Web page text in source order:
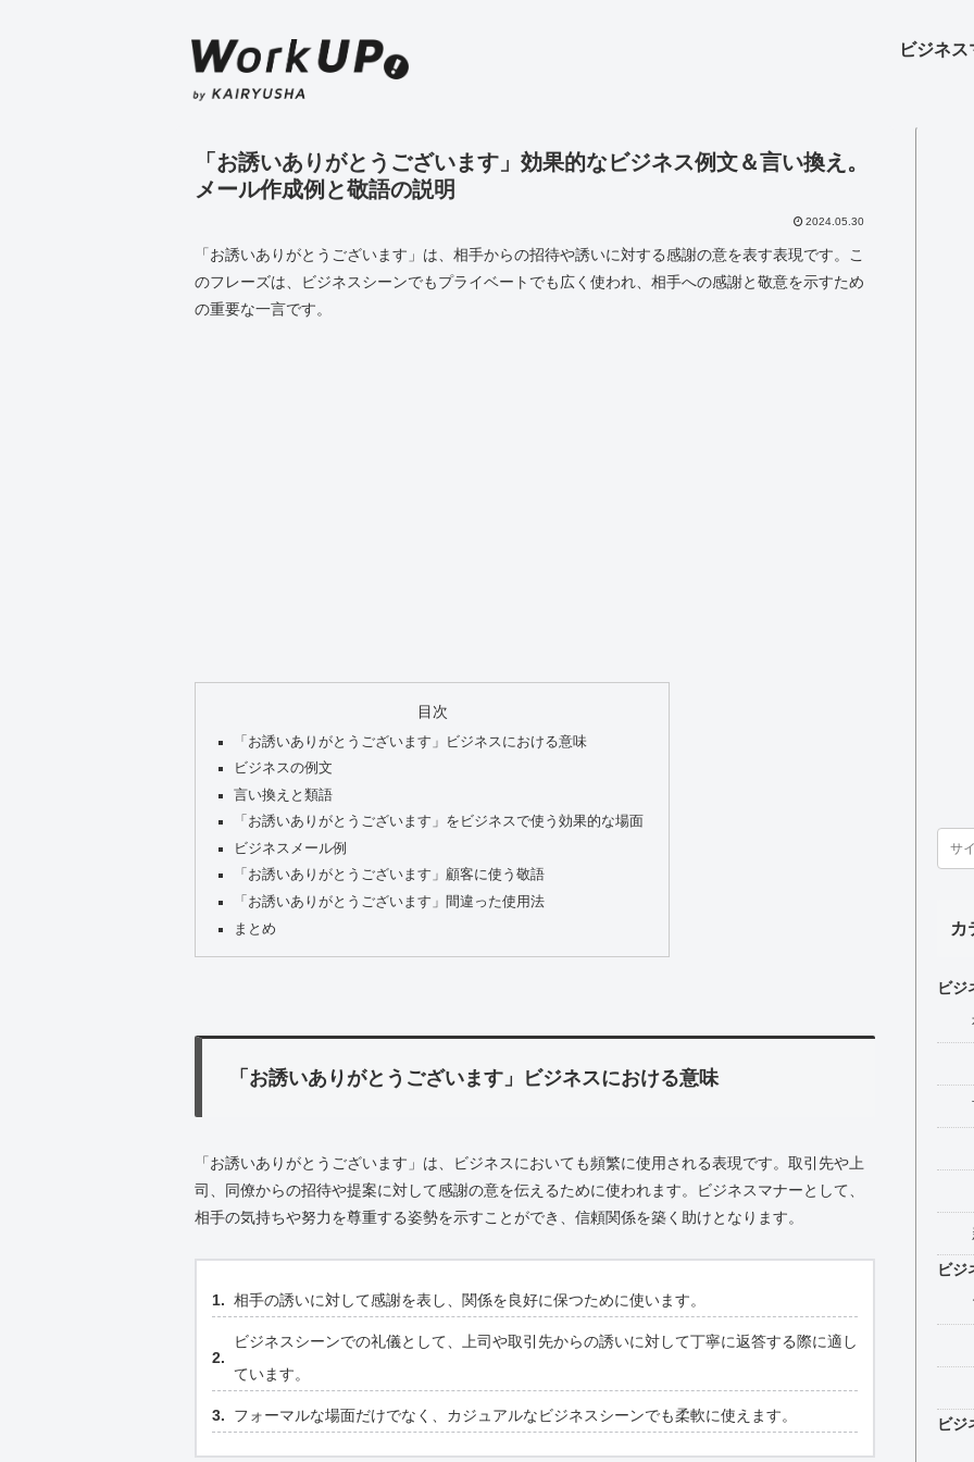
ビジネ
「お誘いありがとうございます」効果的なビジネス例文＆言い換え。
メール作成例と敬語の説明
2024.05.30
「お誘いありがとうございます」は、相手からの招待や誘いに対する感謝の意を表す表現です。こ
のフレーズは、ビジネスシーンでもプライベートでも広く使われ、相手への感謝と敬意を示すため
の重要な一言です。
目次
「お誘いありがとうございます」ビジネスにおける意味
ビジネスの例文
言い換えと類語
「お誘いありがとうございます」をビジネスで使う効果的な場面
ビジネスメール例
「お誘いありがとうございます」顧客に使う敬語
「お誘いありがとうございます」間違った使用法
まとめ
「お誘いありがとうございます」ビジネスにおける意味
「お誘いありがとうございます」は、ビジネスにおいても頻繁に使用される表現です。取引先や上
司、同僚からの招待や提案に対して感謝の意を伝えるために使われます。ビジネスマナーとして、
相手の気持ちや努力を尊重する姿勢を示すことができ、信頼関係を築く助けとなります。
相手の誘いに対して感謝を表し、関係を良好に保つために使います。
ビジネスシーンでの礼儀として、上司や取引先からの誘いに対して丁寧に返答する際に適し
ています。
フォーマルな場面だけでなく、カジュアルなビジネスシーンでも柔軟に使えます。
カ
ビジ
ビジ
ビジ